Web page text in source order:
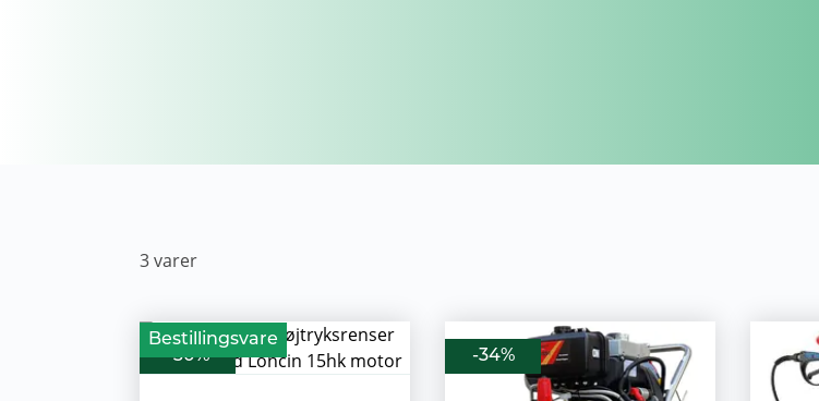
3varer
-30%
Bestillingsvare
-34%